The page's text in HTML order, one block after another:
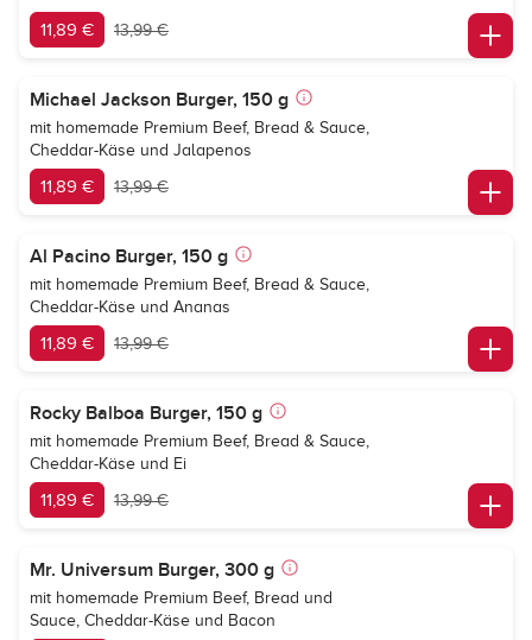
11,89 € 13,99 €
Michael Jackson Burger, 150 g
mit homemade Premium Beef, Bread & Sauce,
Cheddar-Käse und Jalapenos
11,89 € 13,99 €
Al Pacino Burger, 150 g
mit homemade Premium Beef, Bread & Sauce,
Cheddar-Käse und Ananas
11,89 € 13,99 €
Rocky Balboa Burger, 150 g
mit homemade Premium Beef, Bread & Sauce,
Cheddar-Käse und Ei
11,89 € 13,99 €
Mr. Universum Burger, 300 g
mit homemade Premium Beef, Bread und
Sauce, Cheddar-Käse und Bacon